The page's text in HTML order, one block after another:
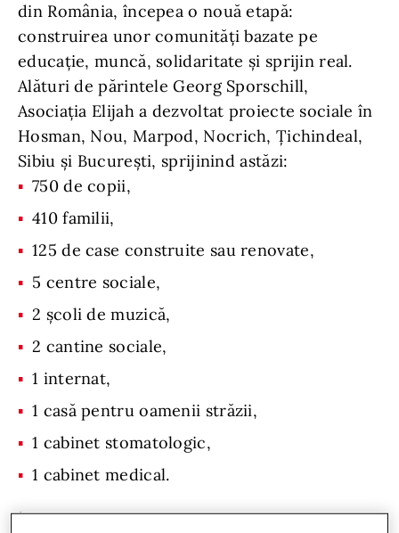
din România, începea o nouă etapă:
construirea unor comunități bazate pe
educație, muncă, solidaritate și sprijin real.
Alături de părintele Georg Sporschill,
Asociația Elijah a dezvoltat proiecte sociale în
Hosman, Nou, Marpod, Nocrich, Țichindeal,
Sibiu și București, sprijinind astăzi:
750 de copii,
410 familii,
125 de case construite sau renovate,
5 centre sociale,
2 școli de muzică,
2 cantine sociale,
1 internat,
1 casă pentru oamenii străzii,
1 cabinet stomatologic,
1 cabinet medical.
În aceste comunități, copiii primesc educație,